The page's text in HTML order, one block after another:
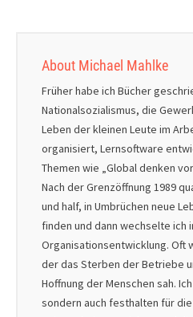
About Michael Mahlke
Früher habe ich Bücher
Nationalsozialismus, die
Leben der kleinen Leute im
organisiert, Lernsoftware
Themen wie „Global denken
Nach der Grenzöffnung 1989
und half, in Umbrüchen neue
finden und dann wechselte ich
Organisationsentwicklung. Oft
der das Sterben der Betriebe
Hoffnung der Menschen sah.
sondern auch festhalten für